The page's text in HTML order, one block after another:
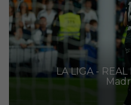
LA LIGA -